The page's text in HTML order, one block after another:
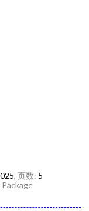
, 页数: 5